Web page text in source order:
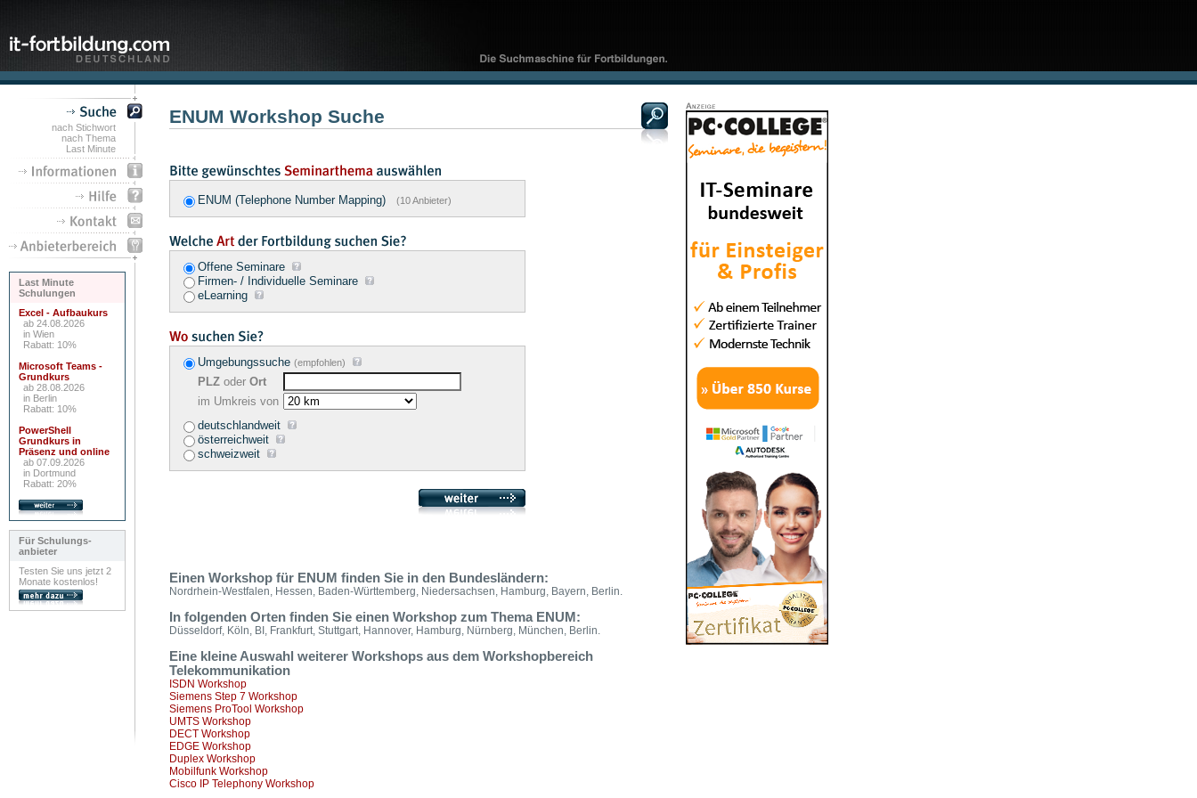
nach Stichwort
nach Thema
Last Minute
Last Minute
Schulungen
Excel - Aufbaukurs
ab 24.08.2026
in Wien
Rabatt: 10%
Microsoft Teams -
Grundkurs
ab 28.08.2026
in Berlin
Rabatt: 10%
PowerShell
Grundkurs in
Präsenz und online
ab 07.09.2026
in Dortmund
Rabatt: 20%
Für Schulungs-
anbieter
Testen Sie uns jetzt 2
Monate kostenlos!
ENUM Workshop Suche
ENUM (Telephone Number Mapping) (10 Anbieter)
Offene Seminare
Firmen- / Individuelle Seminare
eLearning
Umgebungssuche (empfohlen)
PLZ oder Ort
im Umkreis von
deutschlandweit
österreichweit
schweizweit
Einen Workshop für ENUM finden Sie in den Bundesländern:
Nordrhein-Westfalen, Hessen, Baden-Württemberg, Niedersachsen, Hamburg, Bayern, Berlin.
In folgenden Orten finden Sie einen Workshop zum Thema ENUM:
Düsseldorf, Köln, BI, Frankfurt, Stuttgart, Hannover, Hamburg, Nürnberg, München, Berlin.
Eine kleine Auswahl weiterer Workshops aus dem Workshopbereich
Telekommunikation
ISDN Workshop
Siemens Step 7 Workshop
Siemens ProTool Workshop
UMTS Workshop
DECT Workshop
EDGE Workshop
Duplex Workshop
Mobilfunk Workshop
Cisco IP Telephony Workshop